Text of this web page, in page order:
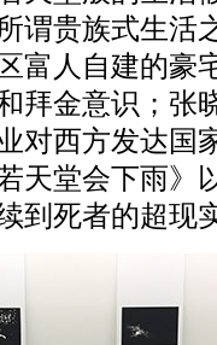
谓贵族式生活
富人自建的豪
拜金意识；张
对西方发达国
天堂会下雨》
到死者的超现